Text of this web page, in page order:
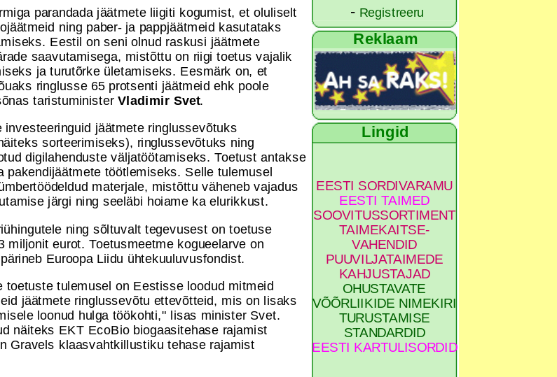
parandada jäätmete liigiti kogumist, et oluliselt
ning paber- ja pappjäätmeid kasutataks
Eestil on seni olnud raskusi jäätmete
saavutamisega, mistõttu on riigi toetus vajalik
ja turutõrke ületamiseks. Eesmärk on, et
ringlusse 65 protsenti jäätmeid ehk poole
taristuminister Vladimir Svet.
investeeringuid jäätmete ringlussevõtuks
sorteerimiseks), ringlussevõtuks ning
digilahenduste väljatöötamiseks. Toetust antakse
pakendijäätmete töötlemiseks. Selle tulemusel
materjale, mistõttu väheneb vajadus
järgi ning seeläbi hoiame ka elurikkust.
ning sõltuvalt tegevusest on toetuse
miljonit eurot. Toetusmeetme kogueelarve on
Euroopa Liidu ühtekuuluvusfondist.
toetuste tulemusel on Eestisse loodud mitmeid
jäätmete ringlussevõtu ettevõtteid, mis on lisaks
loonud hulga töökohti," lisas minister Svet.
näiteks EKT EcoBio biogaasitehase rajamist
Gravels klaasvahtkillustiku tehase rajamist
- Registreeru
Reklaam
Lingid
EESTI SORDIVARAMU
EESTI TAIMED
SOOVITUSSORTIMENT
TAIMEKAITSE-
VAHENDID
PUUVILJATAIMEDE
KAHJUSTAJAD
OHUSTAVATE
VÕÕRLIIKIDE NIMEKIRI
TURUSTAMISE
STANDARDID
EESTI KARTULISORDID